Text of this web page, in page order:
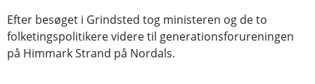
Efter besøget i Grindsted tog ministeren og de to
folketingspolitikere videre til generationsforureningen
på Himmark Strand på Nordals.